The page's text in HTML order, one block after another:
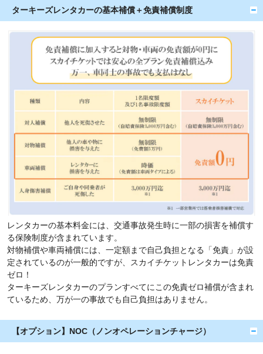
ターキーズレンタカーの基本補償＋免責補償制度
レンタカーの基本料金には、交通事故発生時に一部の損害を補償す
る保険制度が含まれています。
対物補償や車両補償には、一定額まで自己負担となる「免責」が設
定されているのが一般的ですが、スカイチケットレンタカーは免責
ゼロ！
ターキーズレンタカーのプランすべてにこの免責ゼロ補償が含まれ
ているため、万が一の事故でも自己負担はありません。
【オプション】NOC（ノンオペレーションチャージ）